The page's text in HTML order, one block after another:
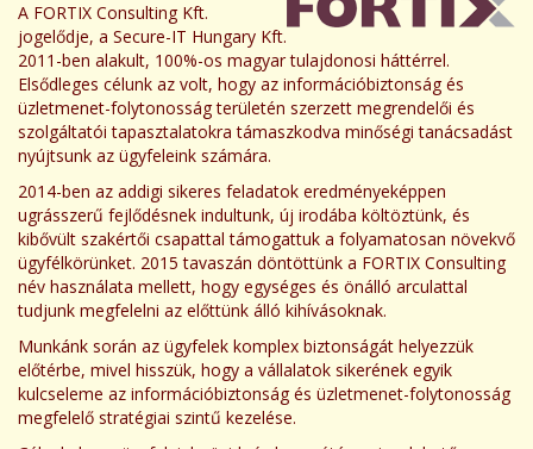
A FORTIX Consulting Kft.
jogelődje, a Secure-IT Hungary Kft.
2011-ben alakult, 100%-os magyar tulajdonosi háttérrel.
Elsődleges célunk az volt, hogy az információbiztonság és
üzletmenet-folytonosság területén szerzett megrendelői és
szolgáltatói tapasztalatokra támaszkodva minőségi tanácsadást
nyújtsunk az ügyfeleink számára.
2014-ben az addigi sikeres feladatok eredményeképpen
ugrásszerű fejlődésnek indultunk, új irodába költöztünk, és
kibővült szakértői csapattal támogattuk a folyamatosan növekvő
ügyfélkörünket. 2015 tavaszán döntöttünk a FORTIX Consulting
név használata mellett, hogy egységes és önálló arculattal
tudjunk megfelelni az előttünk álló kihívásoknak.
Munkánk során az ügyfelek komplex biztonságát helyezzük
előtérbe, mivel hisszük, hogy a vállalatok sikerének egyik
kulcseleme az információbiztonság és üzletmenet-folytonosság
megfelelő stratégiai szintű kezelése.